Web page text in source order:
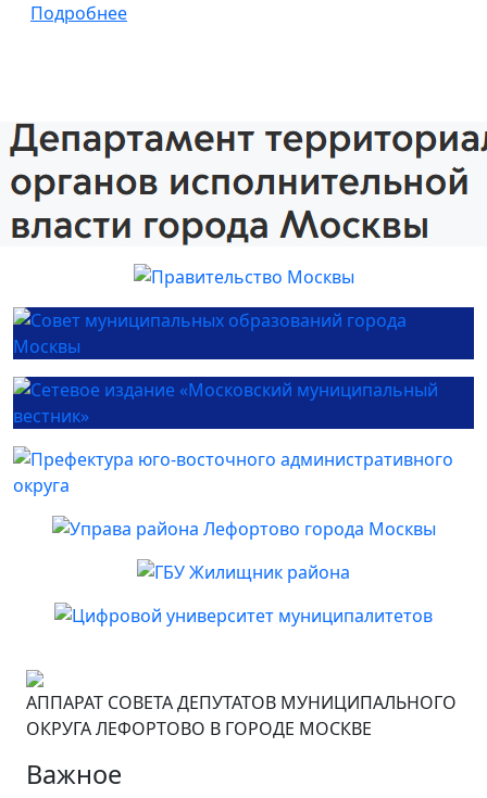
Подробнее
АППАРАТ СОВЕТА ДЕПУТАТОВ МУНИЦИПАЛЬНОГО
ОКРУГА ЛЕФОРТОВО В ГОРОДЕ МОСКВЕ
Важное